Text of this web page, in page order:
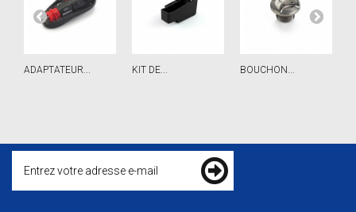
ADAPTATEUR... KIT DE... BOUCHON...